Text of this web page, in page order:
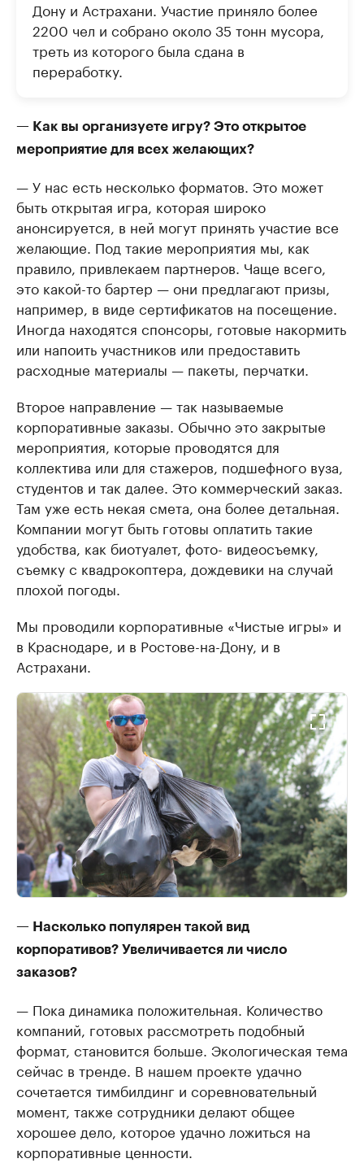
Дону и Астрахани. Участие приняло более
2200 чел и собрано около 35 тонн мусора,
треть из которого была сдана в
переработку.
— Как вы организуете игру? Это открытое
мероприятие для всех желающих?
— У нас есть несколько форматов. Это может
быть открытая игра, которая широко
анонсируется, в ней могут принять участие все
желающие. Под такие мероприятия мы, как
правило, привлекаем партнеров. Чаще всего,
это какой-то бартер — они предлагают призы,
например, в виде сертификатов на посещение.
Иногда находятся спонсоры, готовые накормить
или напоить участников или предоставить
расходные материалы — пакеты, перчатки.
Второе направление — так называемые
корпоративные заказы. Обычно это закрытые
мероприятия, которые проводятся для
коллектива или для стажеров, подшефного вуза,
студентов и так далее. Это коммерческий заказ.
Там уже есть некая смета, она более детальная.
Компании могут быть готовы оплатить такие
удобства, как биотуалет, фото- видеосъемку,
съемку с квадрокоптера, дождевики на случай
плохой погоды.
Мы проводили корпоративные «Чистые игры» и
в Краснодаре, и в Ростове-на-Дону, и в
Астрахани.
— Насколько популярен такой вид
корпоративов? Увеличивается ли число
заказов?
— Пока динамика положительная. Количество
компаний, готовых рассмотреть подобный
формат, становится больше. Экологическая тема
сейчас в тренде. В нашем проекте удачно
сочетается тимбилдинг и соревновательный
момент, также сотрудники делают общее
хорошее дело, которое удачно ложиться на
корпоративные ценности.